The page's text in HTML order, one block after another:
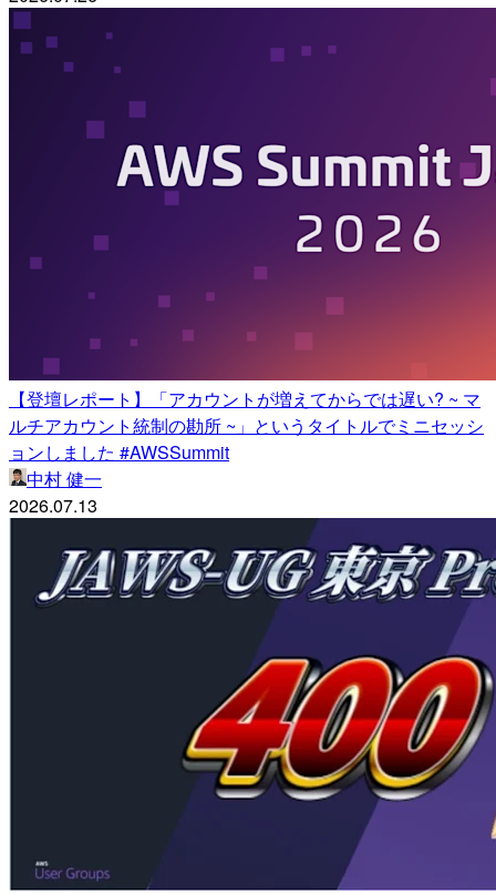
【登壇レポート】「アカウントが増えてからでは遅い? ~ マ
ルチアカウント統制の勘所 ~」というタイトルでミニセッシ
ョンしました #AWSSummit
中村 健一
2026.07.13